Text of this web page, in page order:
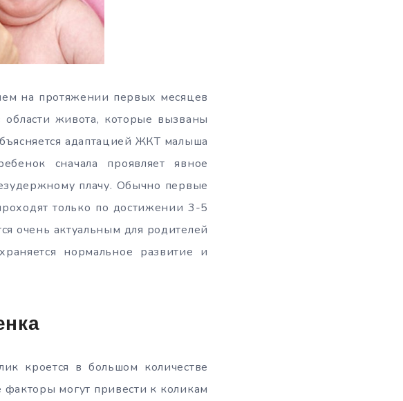
на протяжении первых месяцев
живота, которые вызваны
адаптацией ЖКТ малыша
сначала проявляет явное
плачу. Обычно первые
только по достижении 3-5
очень актуальным для родителей
нормальное развитие и
кроется в большом количестве
могут привести к коликам